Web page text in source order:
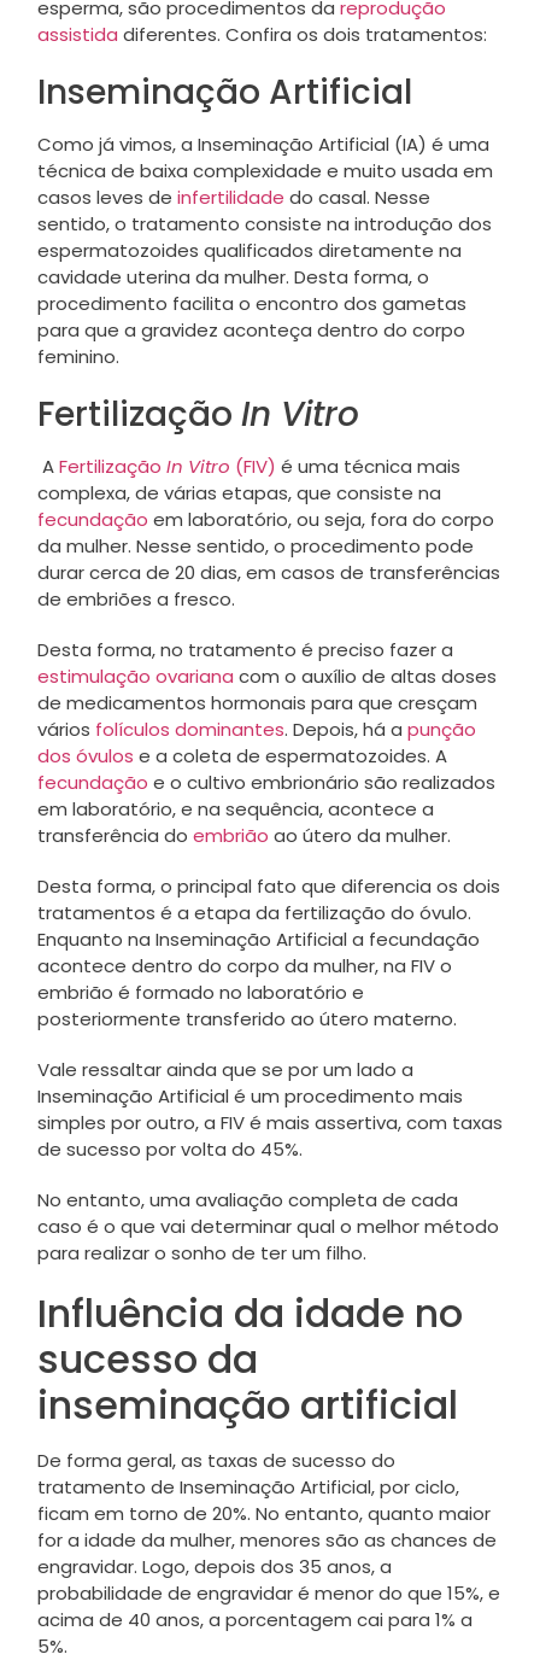
esperma, são procedimentos da reprodução
assistida diferentes. Confira os dois tratamentos:
Inseminação Artificial
Como já vimos, a Inseminação Artificial (IA) é uma
técnica de baixa complexidade e muito usada em
casos leves de infertilidade do casal. Nesse
sentido, o tratamento consiste na introdução dos
espermatozoides qualificados diretamente na
cavidade uterina da mulher. Desta forma, o
procedimento facilita o encontro dos gametas
para que a gravidez aconteça dentro do corpo
feminino.
Fertilização In Vitro
AFertilização In Vitro (FIV) é uma técnica mais
complexa, de várias etapas, que consiste na
fecundação em laboratório, ou seja, fora do corpo
da mulher. Nesse sentido, o procedimento pode
durar cerca de 20 dias, em casos de transferências
de embriões a fresco.
Desta forma, no tratamento é preciso fazer a
estimulação ovariana com o auxílio de altas doses
de medicamentos hormonais para que cresçam
vários folículos dominantes. Depois, há a punção
dos óvulos e a coleta de espermatozoides. A
fecundação e o cultivo embrionário são realizados
em laboratório, e na sequência, acontece a
transferência do embrião ao útero da mulher.
Desta forma, o principal fato que diferencia os dois
tratamentos é a etapa da fertilização do óvulo.
Enquanto na Inseminação Artificial a fecundação
acontece dentro do corpo da mulher, na FIV o
embrião é formado no laboratório e
posteriormente transferido ao útero materno.
Vale ressaltar ainda que se por um lado a
Inseminação Artificial é um procedimento mais
simples por outro, a FIV é mais assertiva, com taxas
de sucesso por volta do 45%.
No entanto, uma avaliação completa de cada
caso é o que vai determinar qual o melhor método
para realizar o sonho de ter um filho.
Influência da idade no
sucesso da
inseminação artificial
De forma geral, as taxas de sucesso do
tratamento de Inseminação Artificial, por ciclo,
ficam em torno de 20%. No entanto, quanto maior
for a idade da mulher, menores são as chances de
engravidar. Logo, depois dos 35 anos, a
probabilidade de engravidar é menor do que 15%, e
acima de 40 anos, a porcentagem cai para 1% a
5%.